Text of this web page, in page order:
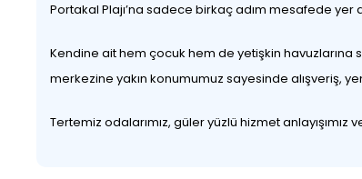
Portakal Plajı’na sadece birkaç adım mesafede
Kendine ait hem çocuk hem de yetişkin havuzlarına
merkezine yakın konumumuz sayesinde alışveriş,
Tertemiz odalarımız, güler yüzlü hizmet